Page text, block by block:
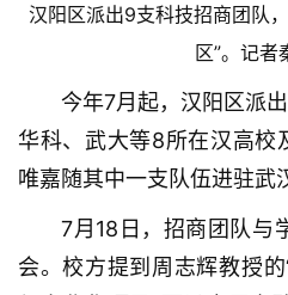
汉阳区派出9支科技招商团队
区”。记者
今年7月起，汉阳区派
华科、武大等8所在汉高校
唯嘉随其中一支队伍进驻武
7月18日，招商团队与
会。校方提到周志辉教授